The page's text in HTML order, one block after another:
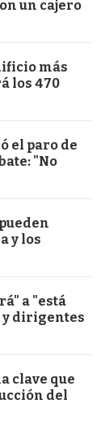
un cajero
más
los 470
el paro de
"No
y los
a "está
y dirigentes
clave que
del